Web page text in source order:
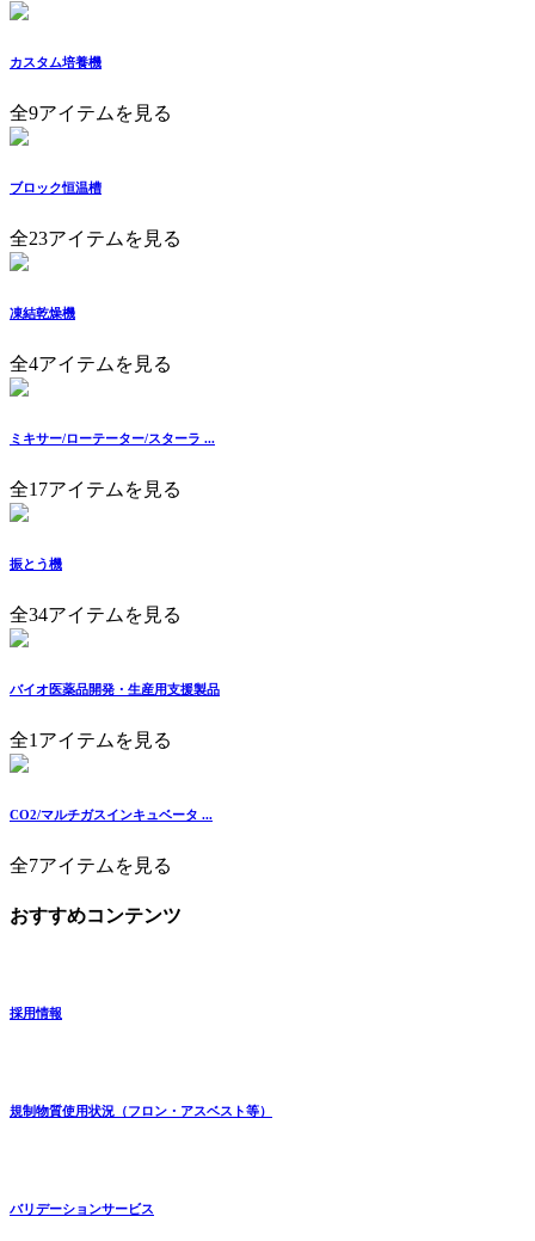
カスタム培養機
全9アイテムを見る
ブロック恒温槽
全23アイテムを見る
凍結乾燥機
全4アイテムを見る
ミキサー/ローテーター/スターラ ...
全17アイテムを見る
振とう機
全34アイテムを見る
バイオ医薬品開発・生産用支援製品
全1アイテムを見る
CO2/マルチガスインキュベータ ...
全7アイテムを見る
おすすめコンテンツ
採用情報
規制物質使用状況（フロン・アスベスト等）
バリデーションサービス